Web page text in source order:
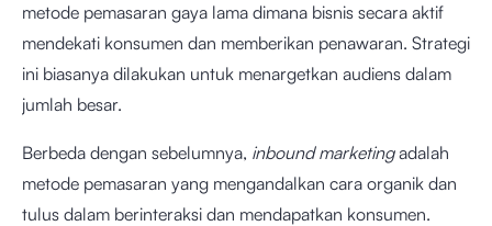
metode pemasaran gaya lama dimana bisnis secara aktif
mendekati konsumen dan memberikan penawaran. Strategi
ini biasanya dilakukan untuk menargetkan audiens dalam
jumlah besar.
Berbeda dengan sebelumnya, inbound marketingadalah
metode pemasaran yang mengandalkan cara organik dan
tulus dalam berinteraksi dan mendapatkan konsumen.